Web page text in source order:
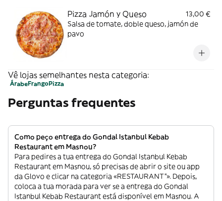
Pizza Jamón y Queso
13,00 €
Salsa de tomate, doble queso, jamón de
pavo
Vê lojas semelhantes nesta categoria:
ÁrabeFrangoPizza
Perguntas frequentes
Como peço entrega do Gondal Istanbul Kebab
Restaurant em Masnou?
Para pedires a tua entrega do Gondal Istanbul Kebab
Restaurant em Masnou, só precisas de abrir o site ou app
da Glovo e clicar na categoria «RESTAURANT”». Depois,
coloca a tua morada para ver se a entrega do Gondal
Istanbul Kebab Restaurant está disponível em Masnou. A